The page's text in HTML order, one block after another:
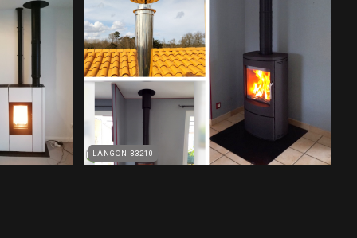
Bois
RGE
Installation D'un Poêle
À Granulés De Bois
Brisach Isola Par Notre
Société Qualifiée RGE
LANGON 33210